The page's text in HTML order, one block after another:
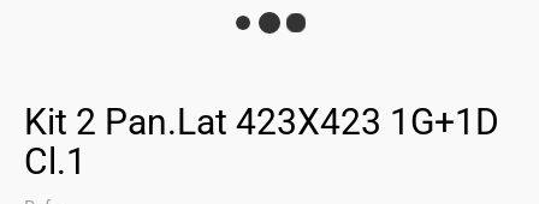
Kit 2 Pan.Lat 423X423 1G+1D
Cl.1